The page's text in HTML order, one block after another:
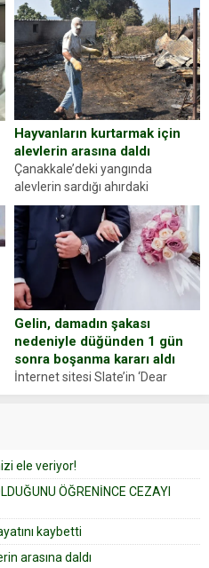
yapan jandarma ekipleri
durdurdukları bir otomobilin
sürücüsünden ehliyet ve ruhsat
sorup belgelerini istedi. Sürücü
Abdurrahman Ö.nün verdiği
evraklarda eksik olduğunu...
Hayvanların kurtarmak için
alevlerin arasına daldı
Çanakkale’deki yangında
alevlerin sardığı ahırdaki
hayvanlarını kurtarmak isteyen
Zeki Demir (66) ölümden döndü.
Yüzünde ve ellerinde yanıklar
oluşan Demir, kâbus dolu anları
anlattı… Merkeze bağlı...
Gelin, damadın şakası
nedeniyle düğünden 1 gün
sonra boşanma kararı aldı
İnternet sitesi Slate’in ‘Dear
Prudence’ isimli tavsiye köşesine
yapıştırdığı için düğünden...
ele veriyor!
ÖĞRENİNCE CEZAYI
kaybetti
arasına daldı